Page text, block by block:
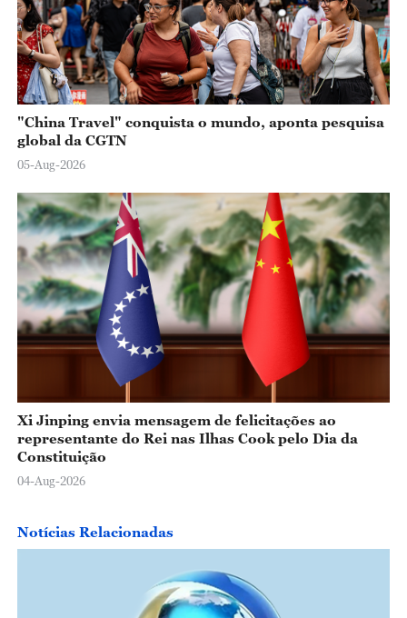
"China Travel" conquista o mundo, aponta pesquisa
global da CGTN
05-Aug-2026
Xi Jinping envia mensagem de felicitações ao
representante do Rei nas Ilhas Cook pelo Dia da
Constituição
04-Aug-2026
Notícias Relacionadas